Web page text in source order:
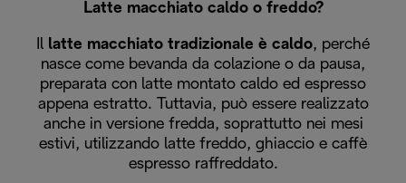
Latte macchiato caldo o freddo?
Il latte macchiato tradizionale è caldo, perché
nasce come bevanda da colazione o da pausa,
preparata con latte montato caldo ed espresso
appena estratto. Tuttavia, può essere realizzato
anche in versione fredda, soprattutto nei mesi
estivi, utilizzando latte freddo, ghiaccio e caffè
espresso raffreddato.